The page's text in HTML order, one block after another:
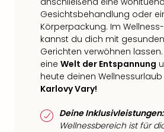
Gesichtsbehandlung oder
Körperpackung. Im
kannst du dich mit
Gerichten verwöhnen
eine Welt der Entspannung
heute deinen
Karlovy Vary!
Deine Inklusivleistungen:
Wellnessbereich ist für